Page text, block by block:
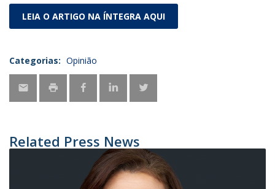
LEIA O ARTIGO NA ÍNTEGRA AQUI
Categorias: Opinião
Related Press News